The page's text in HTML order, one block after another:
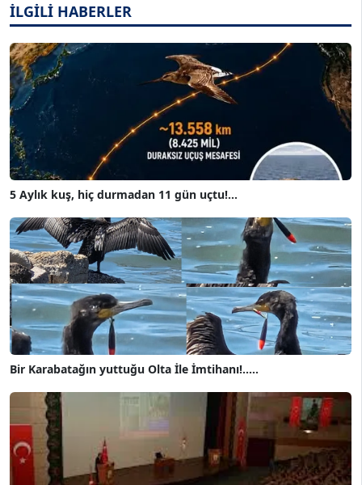
İLGİLİ HABERLER
5 Aylık kuş, hiç durmadan 11 gün uçtu!...
Bir Karabatağın yuttuğu Olta İle İmtihanı!.....